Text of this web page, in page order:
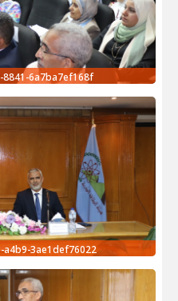
6a7ba7ef168f
3ae1def76022